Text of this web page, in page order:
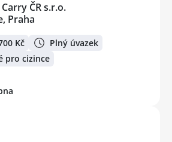
ČR s.r.o.
Praha
Kč
Plný úvazek
pro cizince